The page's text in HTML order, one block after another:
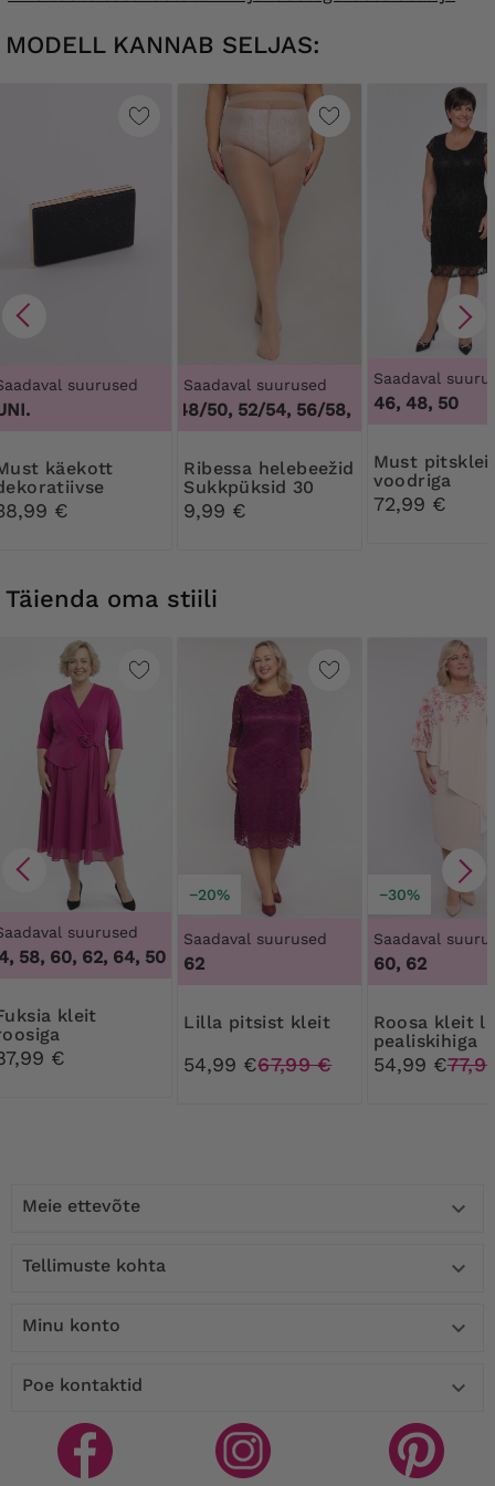
MODELL KANNAB SELJAS:
suurused
€
Saadaval suurused
44/46, 48/50, 52/54, 56/58, 60/62 ,44/46,
Ribessa helebeežid
Sukkpüksid 30
DEN
9,99 €
Saadaval
46, 48, 50
Must pitskleit
voodriga
72,99 €
Täienda oma stiili
suurused
58, 60, 62, 64, 50, 52, 54, 58, 60, 62, 64
€
−20%
Saadaval suurused
62
Lilla pitsist kleit
54,99 €67,99 €
−30%
Saadaval
60, 62
Roosa kleit lillelise
pealiskihiga
54,99 €
Meie ettevõte 
Tellimuste kohta 
Minu konto 
Poe kontaktid 